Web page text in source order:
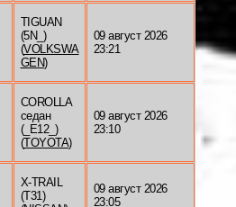
TIGUAN
(5N_)
(VOLKSWA
GEN)
09 август 2026
23:21
COROLLA
седан
(_E12_)
(TOYOTA)
09 август 2026
23:10
X-TRAIL
(T31)
09 август 2026
23:05